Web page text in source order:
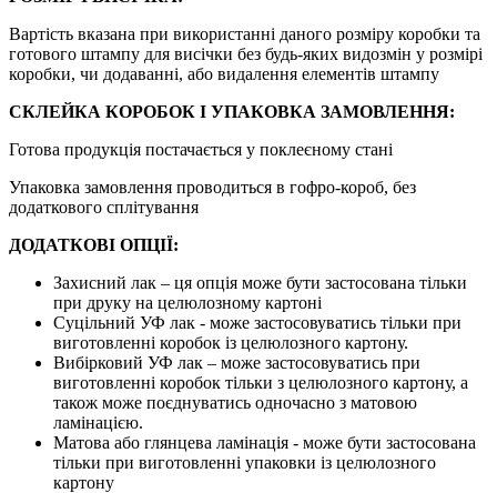
Вартість вказана при використанні даного розміру коробки та
готового штампу для висічки без будь-яких видозмін у розмірі
коробки, чи додаванні, або видалення елементів штампу
СКЛЕЙКА КОРОБОК І УПАКОВКА ЗАМОВЛЕННЯ:
Готова продукція постачається у поклеєному стані
Упаковка замовлення проводиться в гофро-короб, без
додаткового сплітування
ДОДАТКОВІ ОПЦІЇ:
Захисний лак – ця опція може бути застосована тільки
при друку на целюлозному картоні
Суцільний УФ лак - може застосовуватись тільки при
виготовленні коробок із целюлозного картону.
Вибірковий УФ лак – може застосовуватись при
виготовленні коробок тільки з целюлозного картону, а
також може поєднуватись одночасно з матовою
ламінацією.
Матова або глянцева ламінація - може бути застосована
тільки при виготовленні упаковки із целюлозного
картону